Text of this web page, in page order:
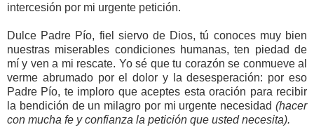
intercesión por mi urgente petición.
Dulce Padre Pío, fiel siervo de Dios, tú conoces muy bien
nuestras miserables condiciones humanas, ten piedad de
mí y ven a mi rescate. Yo sé que tu corazón se conmueve al
verme abrumado por el dolor y la desesperación: por eso
Padre Pío, te imploro que aceptes esta oración para recibir
la bendición de un milagro por mi urgente necesidad (hacer
con mucha fe y confianza la petición que usted necesita).